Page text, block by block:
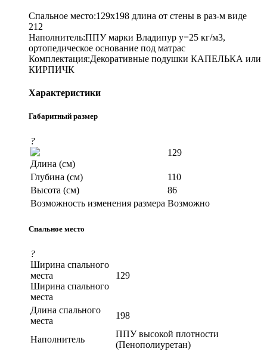
Спальное место:129х198 длина от стены в раз-м виде
212
Наполнитель:ППУ марки Владипур y=25 кг/м3,
ортопедическое основание под матрас
Комплектация:Декоративные подушки КАПЕЛЬКА или
КИРПИЧК
Характеристики
Габаритный размер
?
Длина (см)
129
Глубина (см)
110
Высота (см)
86
Возможность изменения размера Возможно
Спальное место
?
Ширина спального
места
Ширина спального
места
129
Длина спального
места
198
Наполнитель
ППУ высокой плотности
(Пенополиуретан)